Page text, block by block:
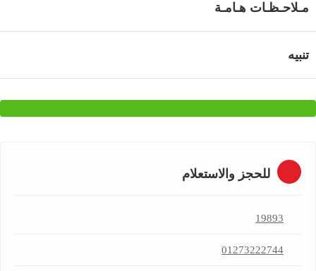
مـلاحـظـات هـامـة
تنبيه
للحجز والاستعلام
19893
01273222744